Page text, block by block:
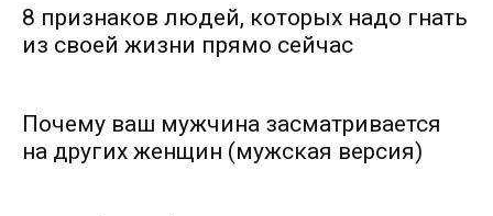
8 признаков людей, которых надо гнать
из своей жизни прямо сейчас
Почему ваш мужчина засматривается
на других женщин (мужская версия)